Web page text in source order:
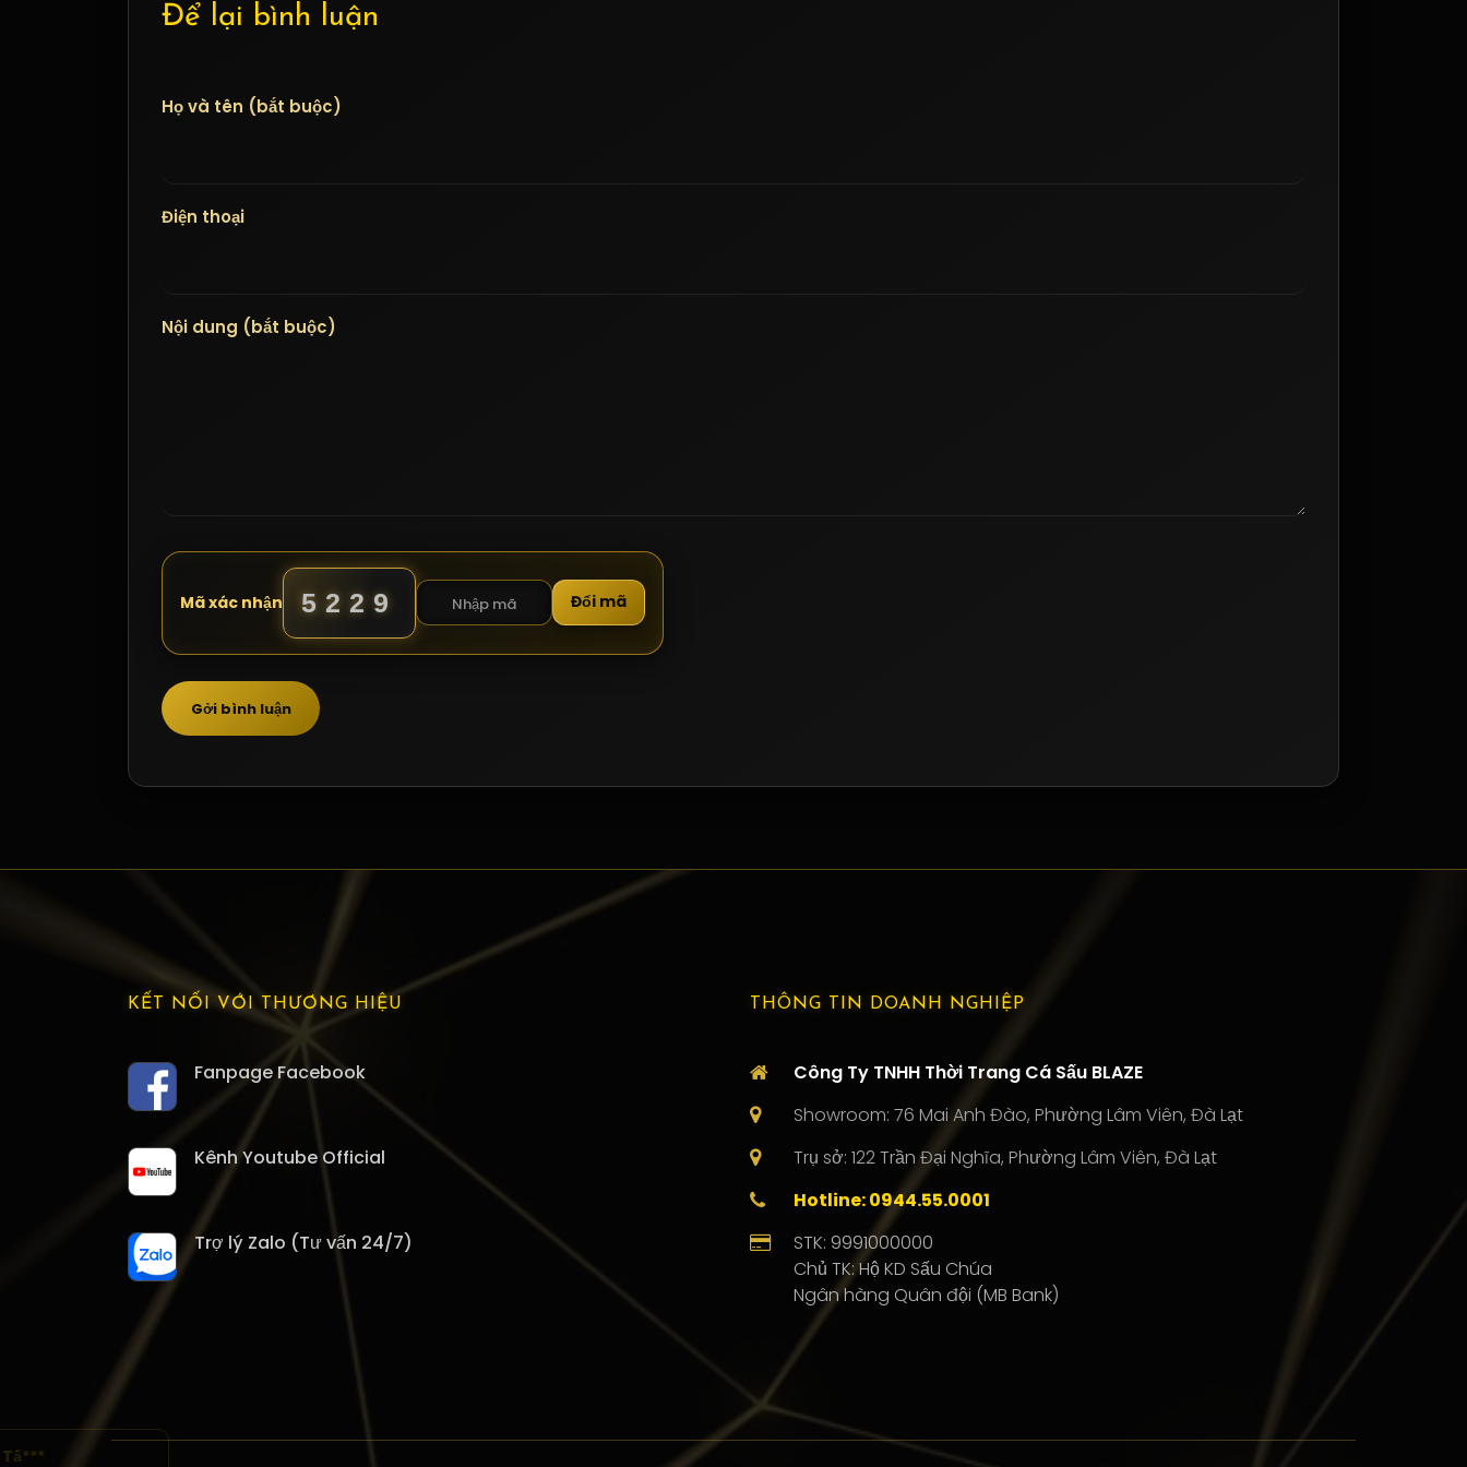
Để lại bình luận
Họ và tên (bắt buộc)
Điện thoại
Nội dung (bắt buộc)
Mã xác nhận 5229 Đổi mã
KẾT NỐI VỚI THƯƠNG HIỆU
Fanpage Facebook
Kênh Youtube Official
Trợ lý Zalo (Tư vấn 24/7)
THÔNG TIN DOANH NGHIỆP
Công Ty TNHH Thời Trang Cá Sấu BLAZE
Showroom: 76 Mai Anh Đào, Phường Lâm Viên, Đà Lạt
Trụ sở: 122 Trần Đại Nghĩa, Phường Lâm Viên, Đà Lạt
Hotline: 0944.55.0001
STK: 9991000000
Chủ TK: Hộ KD Sấu Chúa
Ngân hàng Quân đội (MB Bank)